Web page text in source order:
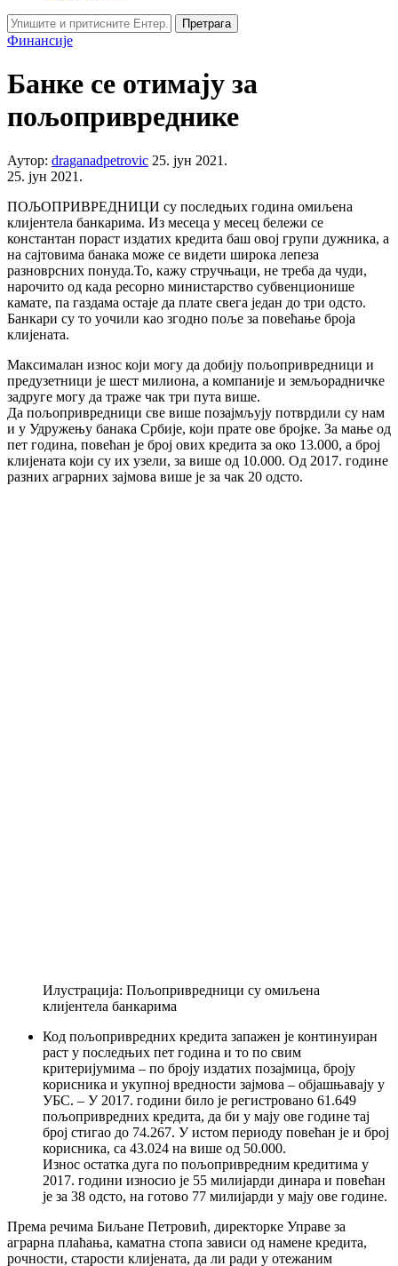
Претрага
Финансије
Банке се отимају за
пољопривреднике
Аутор: draganadpetrovic 25. јун 2021.
25. јун 2021.
ПОЉОПРИВРЕДНИЦИ су последњих година омиљена
клијентела банкарима. Из месеца у месец бележи се
константан пораст издатих кредита баш овој групи дужника, а
на сајтовима банака може се видети широка лепеза
разноврсних понуда.То, кажу стручњаци, не треба да чуди,
нарочито од када ресорно министарство субвенционише
камате, па газдама остаје да плате свега један до три одсто.
Банкари су то уочили као згодно поље за повећање броја
клијената.
Максималан износ који могу да добију пољопривредници и
предузетници је шест милиона, а компаније и земљорадничке
задруге могу да траже чак три пута више.
Да пољопривредници све више позајмљују потврдили су нам
и у Удружењу банака Србије, који прате ове бројке. За мање од
пет година, повећан је број ових кредита за око 13.000, а број
клијената који су их узели, за више од 10.000. Од 2017. године
разних аграрних зајмова више је за чак 20 одсто.
Илустрација: Пољопривредници су омиљена
клијентела банкарима
Код пољопривредних кредита запажен је континуиран
раст у последњих пет година и то по свим
критеријумима – по броју издатих позајмица, броју
корисника и укупној вредности зајмова – објашњавају у
УБС. – У 2017. години било је регистровано 61.649
пољопривредних кредита, да би у мају ове године тај
број стигао до 74.267. У истом периоду повећан је и број
корисника, са 43.024 на више од 50.000.
Износ остатка дуга по пољопривредним кредитима у
2017. години износио је 55 милијарди динара и повећан
је за 38 одсто, на готово 77 милијарди у мају ове године.
Према речима Биљане Петровић, директорке Управе за
аграрна плаћања, каматна стопа зависи од намене кредита,
рочности, старости клијената, да ли ради у отежаним